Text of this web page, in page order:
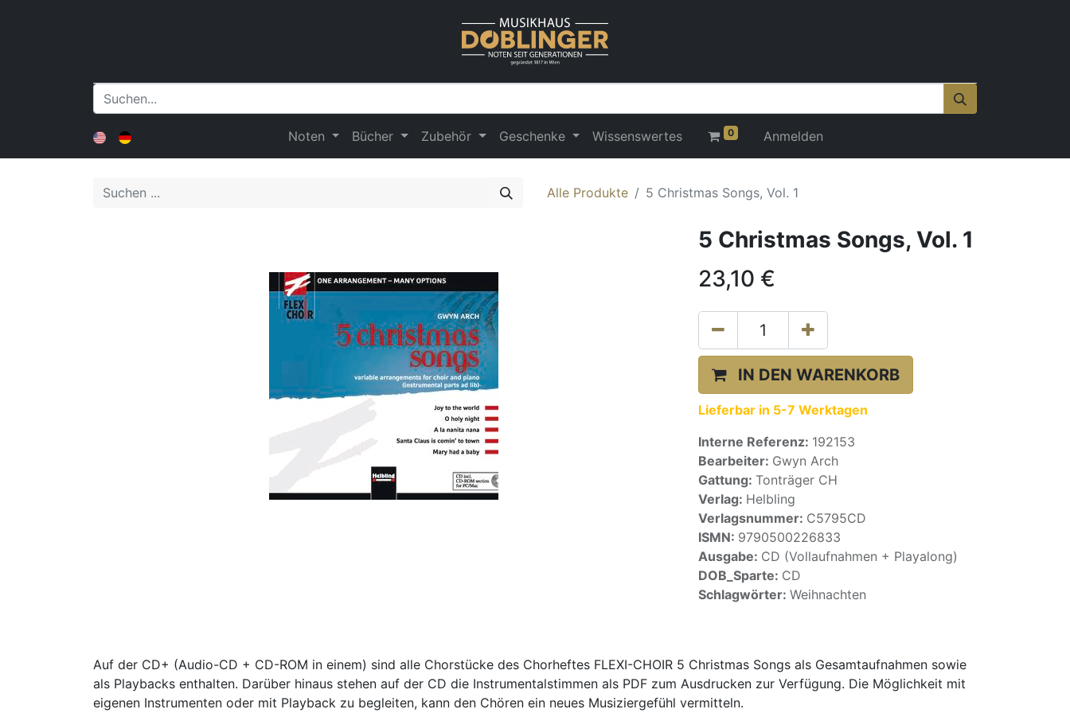
Noten Bücher Zubehör Geschenke Wissenswertes 0 Anmelden
Alle Produkte 5 Christmas Songs, Vol. 1
5 Christmas Songs, Vol. 1
23,10 €
IN DEN WARENKORB
Lieferbar in 5-7 Werktagen
Interne Referenz: 192153
Bearbeiter: Gwyn Arch
Gattung: Tonträger CH
Verlag: Helbling
Verlagsnummer: C5795CD
ISMN: 9790500226833
Ausgabe: CD (Vollaufnahmen + Playalong)
DOB_Sparte: CD
Schlagwörter: Weihnachten
Auf der CD+ (Audio-CD + CD-ROM in einem) sind alle Chorstücke des Chorheftes FLEXI-CHOIR 5 Christmas Songs als Gesamtaufnahmen sowie
als Playbacks enthalten. Darüber hinaus stehen auf der CD die Instrumentalstimmen als PDF zum Ausdrucken zur Verfügung. Die Möglichkeit mit
eigenen Instrumenten oder mit Playback zu begleiten, kann den Chören ein neues Musiziergefühl vermitteln.